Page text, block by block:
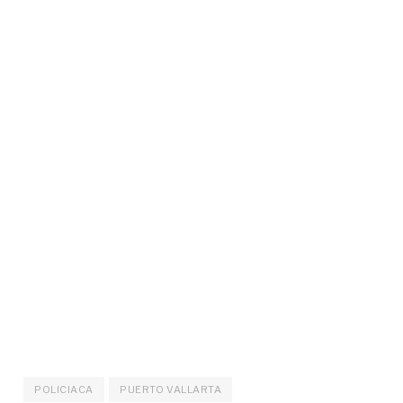
POLICIACA PUERTO VALLARTA